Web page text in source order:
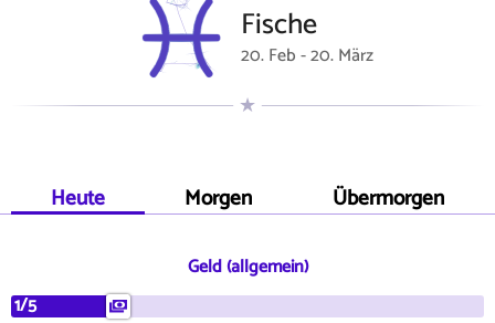
Fische
20. Feb - 20. März
Heute Morgen Übermorgen
Geld (allgemein)
1/5